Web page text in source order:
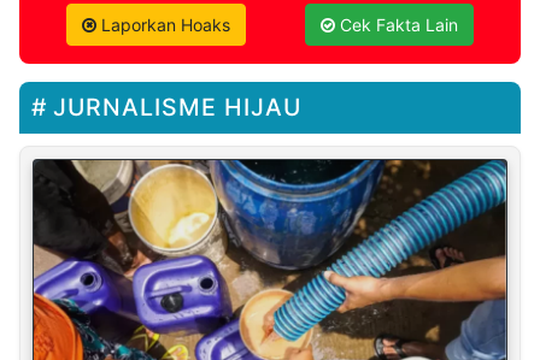
Laporkan Hoaks Cek Fakta Lain
JURNALISME HIJAU